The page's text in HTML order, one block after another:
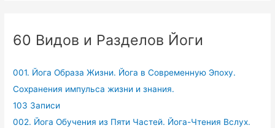
60 Видов и Разделов Йоги
001. Йога Образа Жизни. Йога в Современную Эпоху.
Сохранения импульса жизни и знания.
103 Записи
002. Йога Обучения из Пяти Частей. Йога-Чтения Вслух.